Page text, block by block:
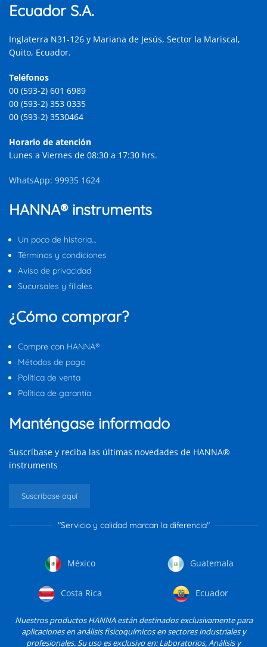
Ecuador S.A.
Inglaterra N31-126 y Mariana de Jesús, Sector la Mariscal,
Quito, Ecuador.
Teléfonos
00 (593-2) 601 6989
00 (593-2) 353 0335
00 (593-2) 3530464
Horario de atención
Lunes a Viernes de 08:30 a 17:30 hrs.
WhatsApp: 99935 1624
HANNA® instruments
Un poco de historia…
Términos y condiciones
Aviso de privacidad
Sucursales y filiales
¿Cómo comprar?
Compre con HANNA®
Métodos de pago
Política de venta
Política de garantía
Manténgase informado
Suscríbase y reciba las últimas novedades de HANNA®
instruments
Suscríbase aquí
"Servicio y calidad marcan la diferencia"
México Guatemala
Costa Rica Ecuador
Nuestros productos HANNA están destinados exclusivamente para
aplicaciones en análisis fisicoquímicos en sectores industriales y
profesionales. Su uso es exclusivo en: Laboratorios, Análisis y